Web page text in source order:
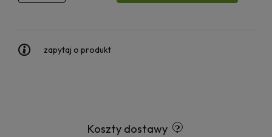
zapytaj o produkt
Koszty dostawy